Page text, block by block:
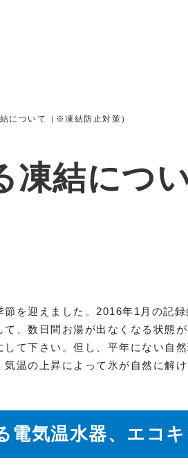
について（※凍結防止対策）
を迎えました。2016年1月の記
、数日間お湯が出なくなる状態
て下さい。但し、平年にない自
気温の上昇によって氷が自然に解
電気温水器、エコ